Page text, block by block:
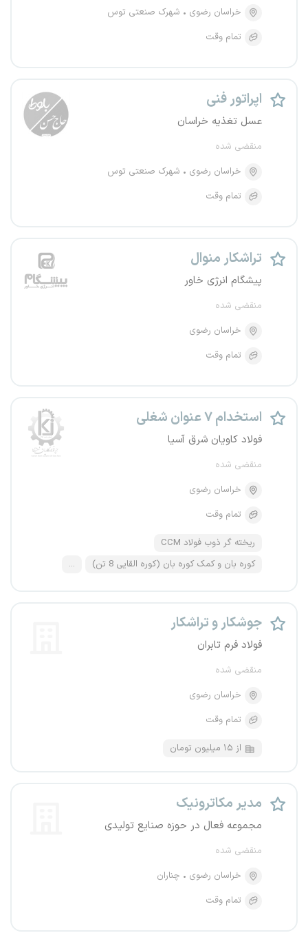
خراسان رضوی
شهرک صنعتی توس
تمام وقت
اپراتور فنی
عسل تغذیه خراسان
منقضی شده
خراسان رضوی
شهرک صنعتی توس
تمام وقت
تراشکار منوال
پیشگام انرژی خاور
منقضی شده
خراسان رضوی
تمام وقت
استخدام ۷ عنوان شغلی
فولاد کاویان شرق آسیا
منقضی شده
خراسان رضوی
تمام وقت
ریخته گر ذوب فولاد CCM
کوره بان و کمک کوره بان (کوره القایی 8 تن)
...
جوشکار و تراشکار
فولاد فرم تابران
منقضی شده
خراسان رضوی
تمام وقت
از ۱۵ میلیون تومان
مدیر مکاترونیک
مجموعه فعال در حوزه صنایع تولیدی
منقضی شده
خراسان رضوی
چناران
تمام وقت